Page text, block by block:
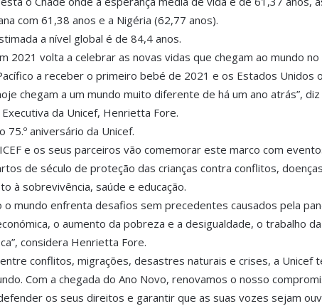
com 61,38 anos e a Nigéria (62,77 anos).
a nível global é de 84,4 anos.
2021 volta a celebrar as novas vidas que chegam ao mundo no
a receber o primeiro bebé de 2021 e os Estados Unidos
chegam a um mundo muito diferente de há um ano atrás”,
da Unicef, Henrietta Fore.
75.º aniversário da Unicef.
e os seus parceiros vão comemorar este marco com
de século de proteção das crianças contra conflitos,
à sobrevivência, saúde e educação.
o mundo enfrenta desafios sem precedentes causados pela
o aumento da pobreza e a desigualdade, o trabalho
considera Henrietta Fore.
conflitos, migrações, desastres naturais e crises, a Unicef
Com a chegada do Ano Novo, renovamos o nosso
os seus direitos e garantir que as suas vozes sejam